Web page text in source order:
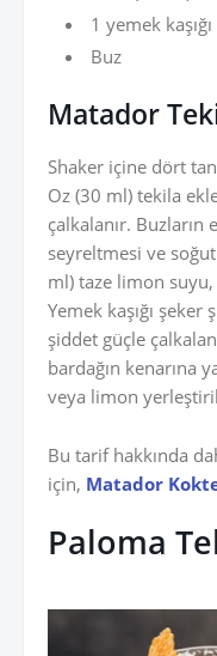
1 yemek
Buz
Matador
Shaker içine dört
Oz (30 ml) tekila
çalkalanır.
seyreltmesi ve
ml) taze limon
Yemek kaşığı
şiddet güçle
bardağın kenarına
veya limon
Bu tarif hakkında
için, Matador
Paloma